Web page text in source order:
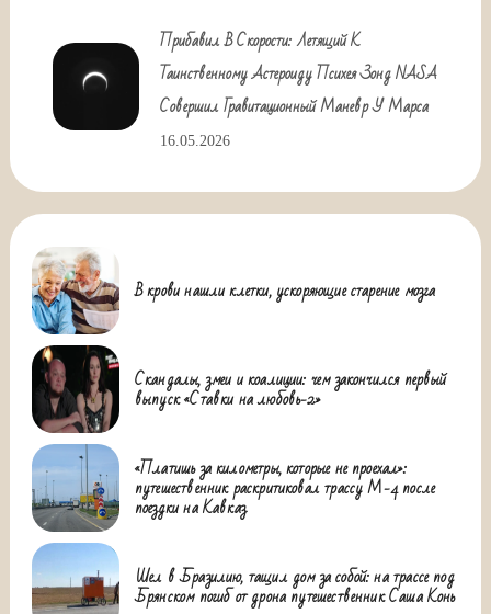
Прибавил В Скорости: Летящий К
Таинственному Астероиду Психея Зонд NASA
Совершил Гравитационный Маневр У Марса
16.05.2026
В крови нашли клетки, ускоряющие старение мозга
Скандалы, змеи и коалиции: чем закончился первый
выпуск «Ставки на любовь-2»
«Платишь за километры, которые не проехал»:
путешественник раскритиковал трассу М-4 после
поездки на Кавказ
Шел в Бразилию, тащил дом за собой: на трассе под
Брянском погиб от дрона путешественник Саша Конь